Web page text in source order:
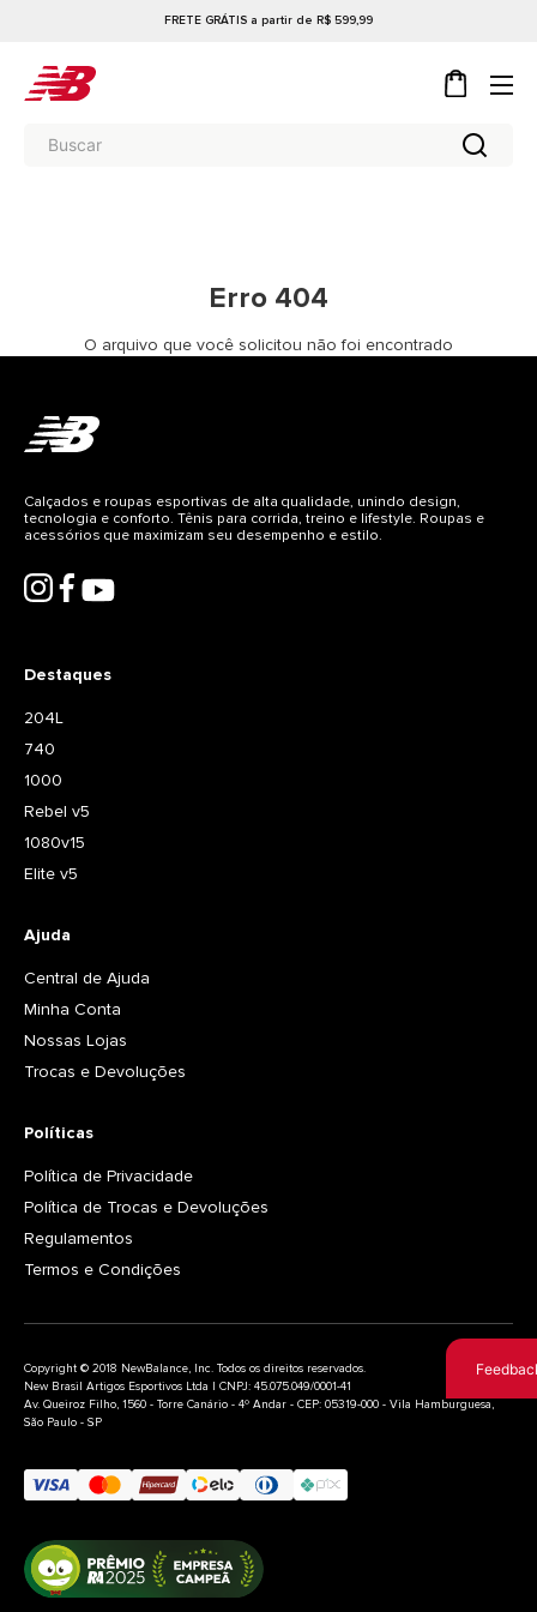
FRETE GRÁTIS a partir de R$ 599,99
Erro 404
O arquivo que você solicitou não foi encontrado
Destaques
204L
740
1000
Rebel v5
1080v15
Elite v5
Ajuda
Central de Ajuda
Minha Conta
Nossas Lojas
Trocas e Devoluções
Políticas
Política de Privacidade
Política de Trocas e Devoluções
Regulamentos
Termos e Condições
Calçados e roupas esportivas de alta qualidade, unindo design,
tecnologia e conforto. Tênis para corrida, treino e lifestyle. Roupas e
acessórios que maximizam seu desempenho e estilo.
Copyright © 2018 NewBalance, Inc. Todos os direitos reservados.
New Brasil Artigos Esportivos Ltda | CNPJ: 45.075.049/0001-41
Av. Queiroz Filho, 1560 - Torre Canário - 4º Andar - CEP: 05319-000 - Vila Hamburguesa,
São Paulo - SP